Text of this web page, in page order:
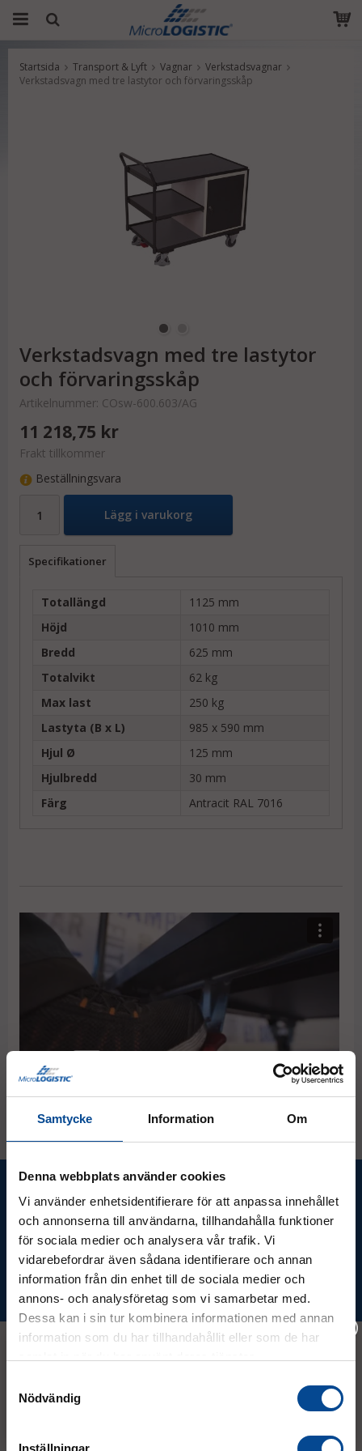
Samtycke Information Om
Denna webbplats använder cookies
Vi använder enhetsidentifierare för att anpassa innehållet
och annonserna till användarna, tillhandahålla funktioner
för sociala medier och analysera vår trafik. Vi
vidarebefordrar även sådana identifierare och annan
information från din enhet till de sociala medier och
annons- och analysföretag som vi samarbetar med.
Dessa kan i sin tur kombinera informationen med annan
information som du har tillhandahållit eller som de har
Nödvändig
Inställningar
Produkten har blivit tillagd i varukorgen
Startsida Transport & Lyft Vagnar
Verkstadsvagnar
Verkstadsvagn med tre lastytor och förvaringsskåp
Verkstadsvagn med tre lastytor
och förvaringsskåp
Artikelnummer: COsw-600.603/AG
11 218,75 kr
Frakt tillkommer
Beställningsvara
Lägg i varukorg
Specifikationer
Totallängd
1125 mm
Höjd
1010 mm
Bredd
625 mm
Totalvikt
62 kg
Max last
250 kg
Lastyta (B x L)
985 x 590 mm
Hjul Ø
125 mm
Hjulbredd
30 mm
Färg
Antracit RAL 7016
Ta del av våra bästa erbjudanden &
nyheter!
Prenumerera
08 - 544 401 50